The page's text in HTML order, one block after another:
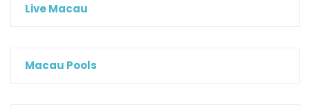
Live Macau
Macau Pools